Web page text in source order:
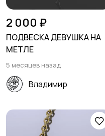
2 000 ₽
ПОДВЕСКА ДЕВУШКА НА
МЕТЛЕ
5 месяцев назад
Владимир